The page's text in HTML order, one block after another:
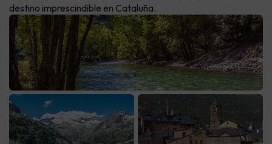
destino imprescindible en Cataluña.